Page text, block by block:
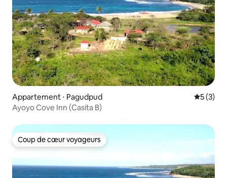
Appartement ⋅ Pagudpud
5 (3)
Ayoyo Cove Inn (Casita B)
Coup de cœur voyageurs
Coup de cœur voyageurs